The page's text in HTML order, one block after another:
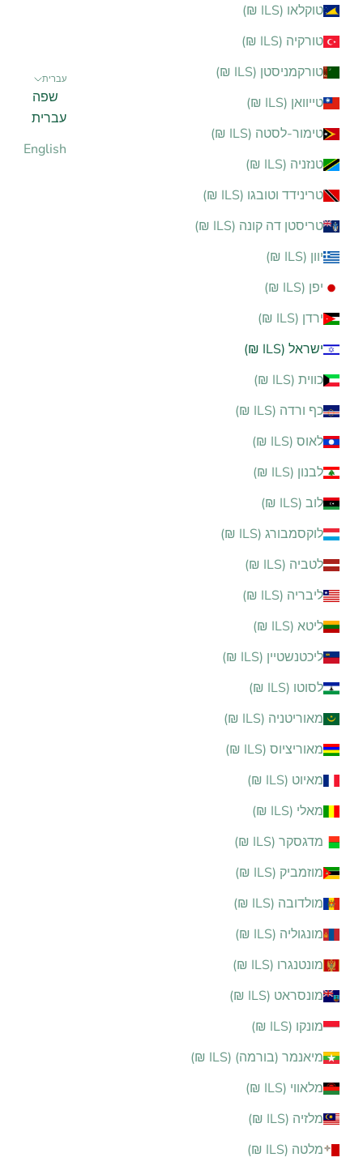
טוקלאו (ILS ₪)
טורקיה (ILS ₪)
טורקמניסטן (ILS ₪)
טייוואן (ILS ₪)
טימור-לסטה (ILS ₪)
טנזניה (ILS ₪)
טרינידד וטובגו (ILS ₪)
טריסטן דה קונה (ILS ₪)
יוון (ILS ₪)
יפן (ILS ₪)
ירדן (ILS ₪)
ישראל (ILS ₪)
כווית (ILS ₪)
כף ורדה (ILS ₪)
לאוס (ILS ₪)
לבנון (ILS ₪)
לוב (ILS ₪)
לוקסמבורג (ILS ₪)
לטביה (ILS ₪)
ליבריה (ILS ₪)
ליטא (ILS ₪)
ליכטנשטיין (ILS ₪)
לסוטו (ILS ₪)
מאוריטניה (ILS ₪)
מאוריציוס (ILS ₪)
מאיוט (ILS ₪)
מאלי (ILS ₪)
מדגסקר (ILS ₪)
מוזמביק (ILS ₪)
מולדובה (ILS ₪)
מונגוליה (ILS ₪)
מונטנגרו (ILS ₪)
מונסראט (ILS ₪)
מונקו (ILS ₪)
מיאנמר (בורמה) (ILS ₪)
מלאווי (ILS ₪)
מלזיה (ILS ₪)
מלטה (ILS ₪)
עברית
שפה
עברית
English